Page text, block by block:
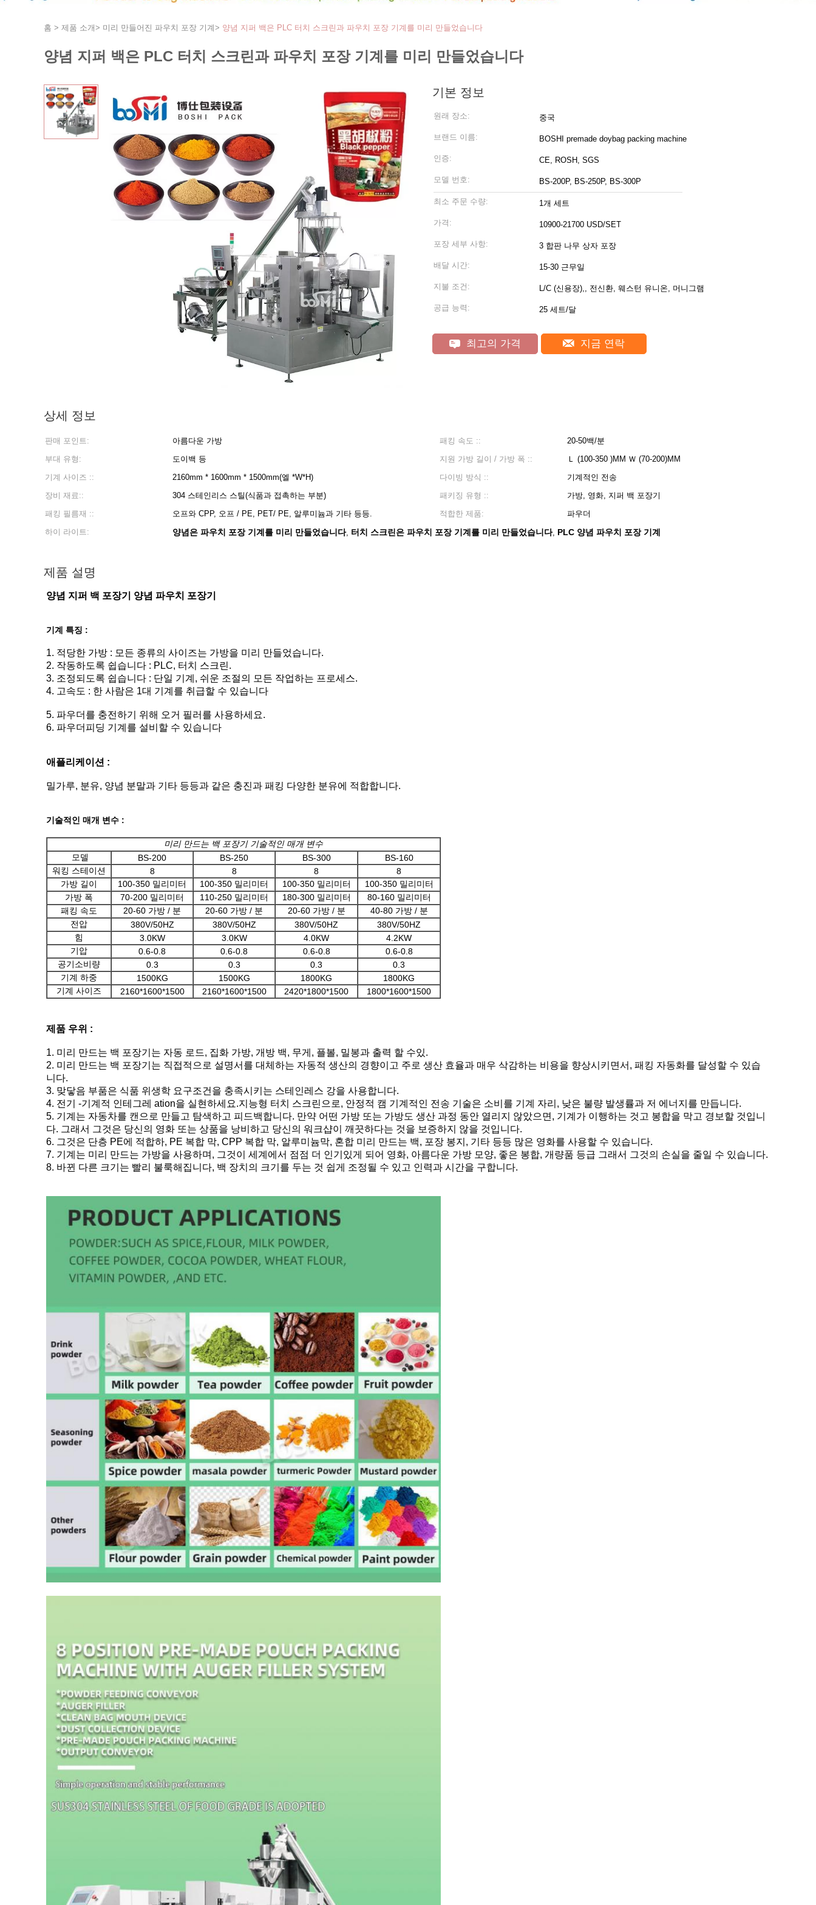
홈 > 제품 소개> 미리 만들어진 파우치 포장 기계> 양념 지퍼 백은 PLC 터치 스크린과 파우치 포장 기계를 미리 만들었습니다
양념 지퍼 백은 PLC 터치 스크린과 파우치 포장 기계를 미리 만들었습니다
기본 정보
원래 장소: 중국
브랜드 이름: BOSHI premade doybag packing machine
인증: CE, ROSH, SGS
모델 번호: BS-200P, BS-250P, BS-300P
최소 주문 수량: 1개 세트
가격: 10900-21700 USD/SET
포장 세부 사항: 3 합판 나무 상자 포장
배달 시간: 15-30 근무일
지불 조건: L/C (신용장),, 전신환, 웨스턴 유니온, 머니그램
공급 능력: 25 세트/달
최고의 가격 지금 연락
상세 정보
판매 포인트: 아름다운 가방 패킹 속도 ::
20-50백/분
부대 유형:
도이백 등 지원 가방 길이 / 가방 폭 ::
Ｌ (100-350 )MM Ｗ (70-200)MM
기계 사이즈 ::
2160mm * 1600mm * 1500mm(엘 *W*H) 다이빙 방식 ::
기계적인 전송
장비 재료::
304 스테인리스 스틸(식품과 접촉하는 부분) 패키징 유형 ::
가방, 영화, 지퍼 백 포장기
패킹 필름재 ::
오프와 CPP, 오프 / PE, PET/ PE, 알루미늄과 기타 등등. 적합한 제품:
파우더
하이 라이트:
양념은 파우치 포장 기계를 미리 만들었습니다, 터치 스크린은 파우치 포장 기계를 미리 만들었습니다, PLC 양념 파우치 포장 기계
제품 설명
양념 지퍼 백 포장기 양념 파우치 포장기
기계 특징 :
1. 적당한 가방 : 모든 종류의 사이즈는 가방을 미리 만들었습니다.
2. 작동하도록 쉽습니다 : PLC, 터치 스크린.
3. 조정되도록 쉽습니다 : 단일 기계, 쉬운 조절의 모든 작업하는 프로세스.
4. 고속도 : 한 사람은 1대 기계를 취급할 수 있습니다
5. 파우더를 충전하기 위해 오거 필러를 사용하세요.
6. 파우더피딩 기계를 설비할 수 있습니다
애플리케이션 :
밀가루, 분유, 양념 분말과 기타 등등과 같은 충진과 패킹 다양한 분유에 적합합니다.
기술적인 매개 변수 :
미리 만드는 백 포장기 기술적인 매개 변수
모델
BS-200 BS-250 BS-300
BS-160
워킹 스테이션
8 8 8
8
가방 길이
100-350 밀리미터 100-350 밀리미터 100-350 밀리미터
100-350 밀리미터
가방 폭
70-200 밀리미터 110-250 밀리미터 180-300 밀리미터
80-160 밀리미터
패킹 속도
20-60 가방 / 분 20-60 가방 / 분 20-60 가방 / 분
40-80 가방 / 분
전압
380V/50HZ 380V/50HZ 380V/50HZ
380V/50HZ
힘
3.0KW 3.0KW 4.0KW
4.2KW
기압
0.6-0.8 0.6-0.8 0.6-0.8
0.6-0.8
공기소비량
0.3 0.3 0.3
0.3
기계 하중
1500KG 1500KG 1800KG
1800KG
기계 사이즈
2160*1600*1500 2160*1600*1500 2420*1800*1500 1800*1600*1500
제품 우위 :
1. 미리 만드는 백 포장기는 자동 로드, 집화 가방, 개방 백, 무게, 플볼, 밀봉과 출력 할 수있.
2. 미리 만드는 백 포장기는 직접적으로 설명서를 대체하는 자동적 생산의 경향이고 주로 생산 효율과 매우 삭감하는 비용을 향상시키면서, 패킹 자동화를 달성할 수 있습
니다.
3. 맞닿음 부품은 식품 위생학 요구조건을 충족시키는 스테인레스 강을 사용합니다.
4. 전기 -기계적 인테그레 ation을 실현하세요.지능형 터치 스크린으로, 안정적 캠 기계적인 전송 기술은 소비를 기계 자리, 낮은 불량 발생률과 저 에너지를 만듭니다.
5. 기계는 자동차를 캔으로 만들고 탐색하고 피드백합니다. 만약 어떤 가방 또는 가방도 생산 과정 동안 열리지 않았으면, 기계가 이행하는 것고 봉합을 막고 경보할 것입니
다. 그래서 그것은 당신의 영화 또는 상품을 낭비하고 당신의 워크샵이 깨끗하다는 것을 보증하지 않을 것입니다.
6. 그것은 단층 PE에 적합하, PE 복합 막, CPP 복합 막, 알루미늄막, 혼합 미리 만드는 백, 포장 봉지, 기타 등등 많은 영화를 사용할 수 있습니다.
7. 기계는 미리 만드는 가방을 사용하며, 그것이 세계에서 점점 더 인기있게 되어 영화, 아름다운 가방 모양, 좋은 봉합, 개량품 등급 그래서 그것의 손실을 줄일 수 있습니다.
8. 바뀐 다른 크기는 빨리 불룩해집니다, 백 장치의 크기를 두는 것 쉽게 조정될 수 있고 인력과 시간을 구합니다.